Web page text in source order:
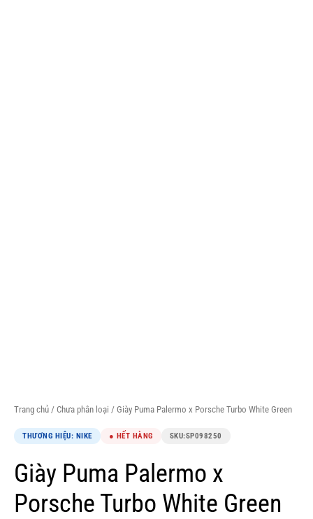
Trang chủ / Chưa phân loại / Giày Puma Palermo x Porsche Turbo White Green
THƯƠNG HIỆU: NIKE ● HẾT HÀNG SKU:SP098250
Giày Puma Palermo x
Porsche Turbo White Green